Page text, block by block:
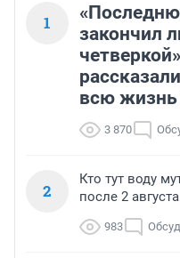
1
закончил
всю жизнь
3 870
2
Кто тут воду
после 2 августа
983